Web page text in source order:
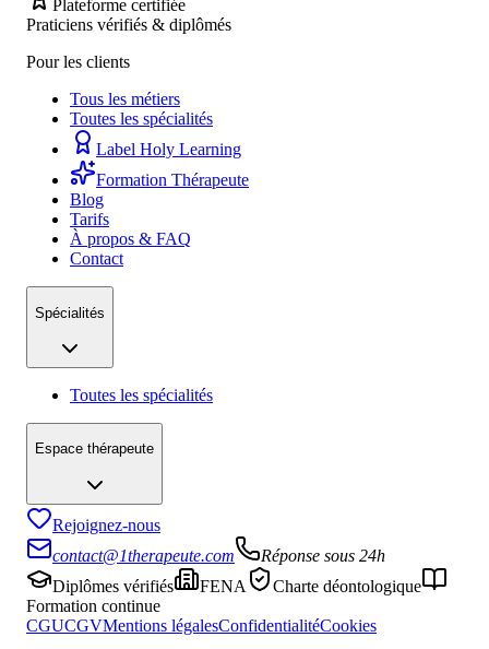
Plateforme certifiée
Praticiens vérifiés & diplômés
Pour les clients
Tous les métiers
Toutes les spécialités
Label Holy Learning
Formation Thérapeute
Blog
Tarifs
À propos & FAQ
Contact
Spécialités
Toutes les spécialités
Espace thérapeute
Rejoignez-nous
contact@1therapeute.com
Réponse sous 24h
Diplômes vérifiés
FENA
Charte déontologique
Formation continue
CGUCGVMentions légalesConfidentialitéCookies